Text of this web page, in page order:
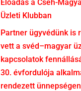
Előadás a Cseh-
Üzleti Klubban
Partner ügyvédünk is
vett a svéd–magyar
kapcsolatok
30. évfordulója
rendezett ünnepségen